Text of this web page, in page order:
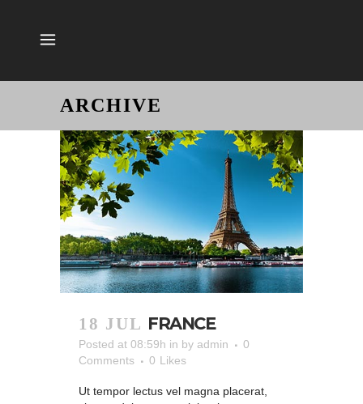
ARCHIVE
18 JUL FRANCE
Posted at 08:59h in by admin
0
Comments
0 Likes
Ut tempor lectus vel magna placerat,